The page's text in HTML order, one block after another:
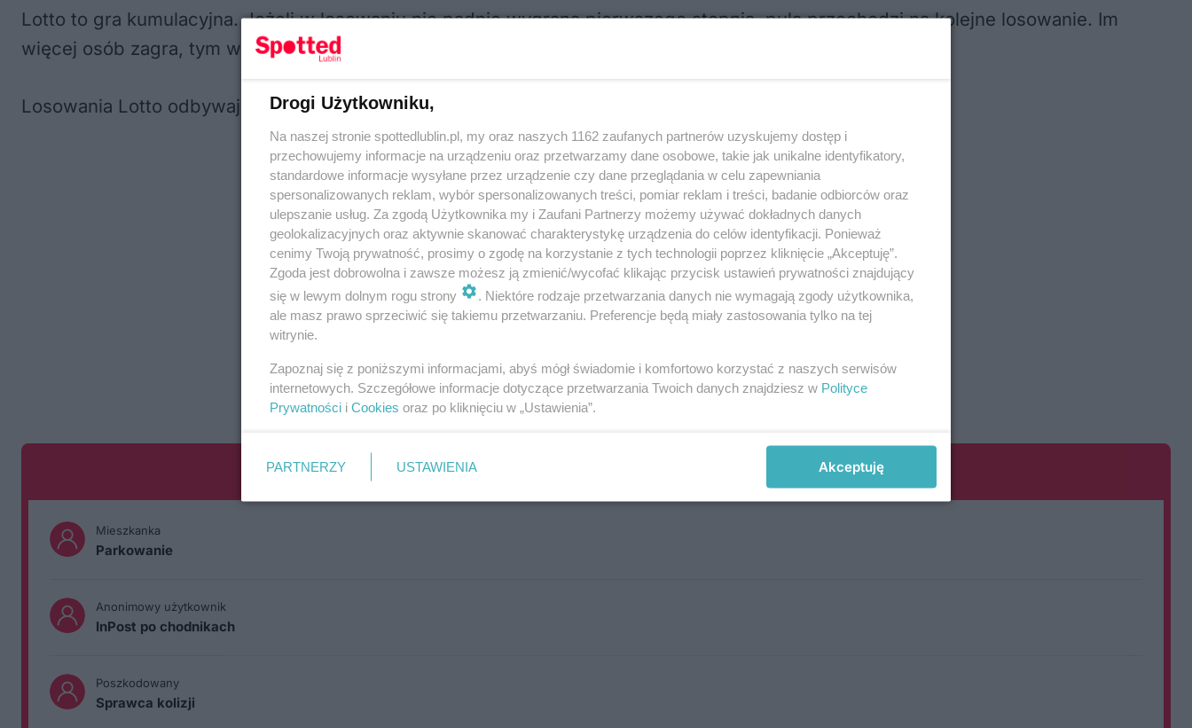
Lotto to gra kumulacyjna. Jeżeli w losowaniu nie padnie wygrana pierwszego stopnia, pula przechodzi na kolejne losowanie. Im
więcej osób zagra, tym większa pula na wygrane. Gra polega na wytypowaniu 6 z 49 cyfr.
Losowania Lotto odbywają się w każdy wtorek, czwartek i sobotę.
Mieszkanka
Parkowanie
Anonimowy użytkownik
InPost po chodnikach
Poszkodowany
Sprawca kolizji
Drogi Użytkowniku,
Na naszej stronie spottedlublin.pl, my oraz naszych 1162 zaufanych partnerów uzyskujemy dostęp i
przechowujemy informacje na urządzeniu oraz przetwarzamy dane osobowe, takie jak unikalne identyfikatory,
standardowe informacje wysyłane przez urządzenie czy dane przeglądania w celu zapewniania
spersonalizowanych reklam, wybór spersonalizowanych treści, pomiar reklam i treści, badanie odbiorców oraz
ulepszanie usług. Za zgodą Użytkownika my i Zaufani Partnerzy możemy używać dokładnych danych
geolokalizacyjnych oraz aktywnie skanować charakterystykę urządzenia do celów identyfikacji. Ponieważ
cenimy Twoją prywatność, prosimy o zgodę na korzystanie z tych technologii poprzez kliknięcie „Akceptuję”.
Zgoda jest dobrowolna i zawsze możesz ją zmienić/wycofać klikając przycisk ustawień prywatności znajdujący
się w lewym dolnym rogu strony
. Niektóre rodzaje przetwarzania danych nie wymagają zgody użytkownika,
ale masz prawo sprzeciwić się takiemu przetwarzaniu. Preferencje będą miały zastosowania tylko na tej
witrynie.
Zapoznaj się z poniższymi informacjami, abyś mógł świadomie i komfortowo korzystać z naszych serwisów
internetowych. Szczegółowe informacje dotyczące przetwarzania Twoich danych znajdziesz w Polityce
Prywatności i Cookies oraz po kliknięciu w „Ustawienia”.
PARTNERZY USTAWIENIA Akceptuję